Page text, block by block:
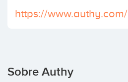
https://www.authy.com/
Sobre Authy